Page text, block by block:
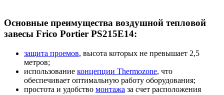
Основные преимущества воздушной тепловой
завесы Frico Portier PS215E14:
защита проемов, высота которых не превышает 2,5
метров;
использование концепции Thermozone, что
обеспечивает оптимальную работу оборудования;
простота и удобство монтажа за счет расположения